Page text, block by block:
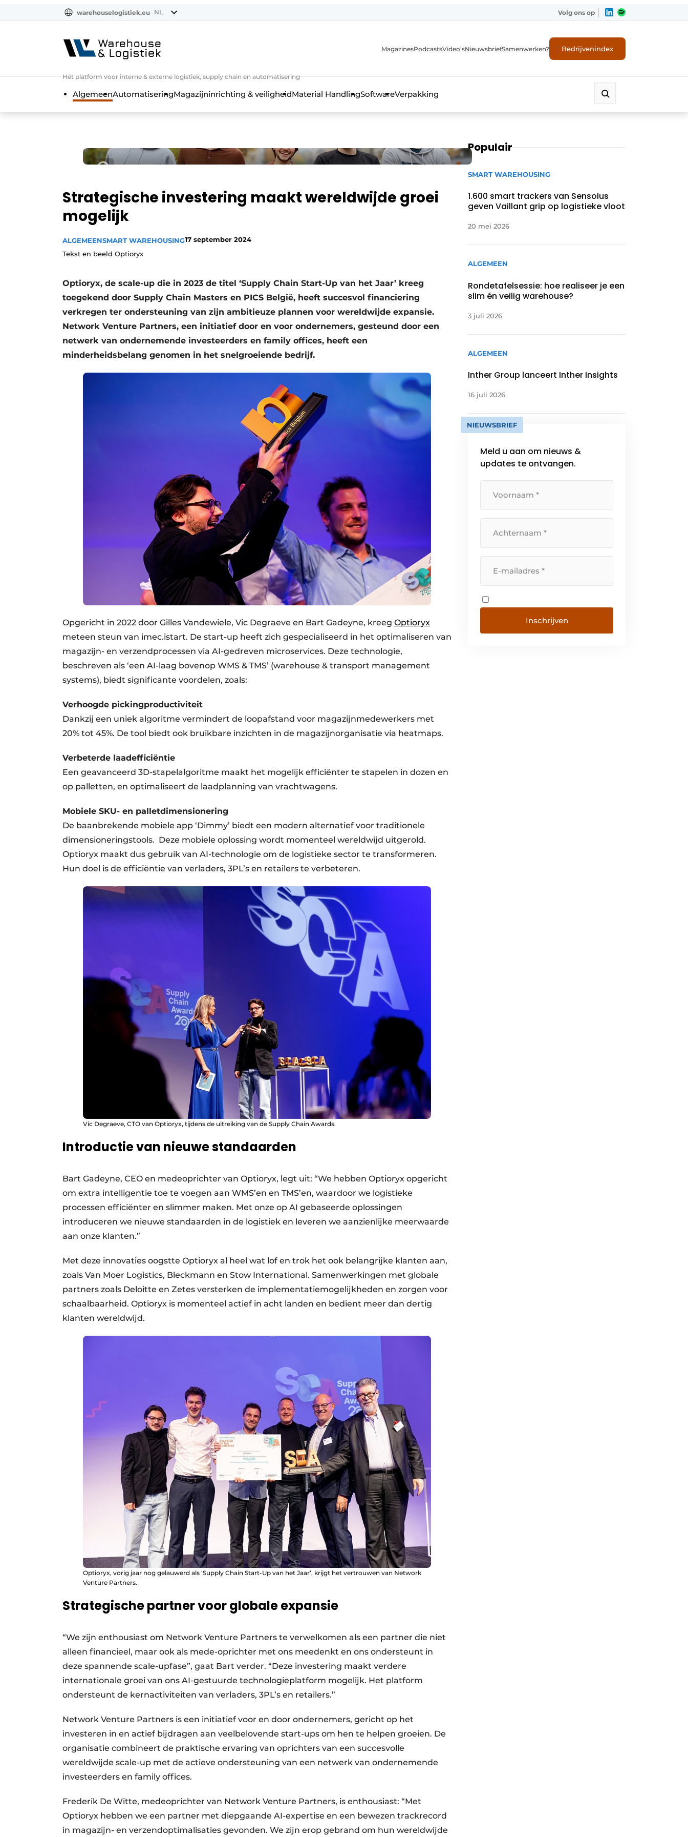
warehouselogistiek.eu NL Volg ons op
Hét platform voor interne & externe logistiek, supply chain en automatisering
MagazinesPodcastsVideo’sNieuwsbriefSamenwerken? Bedrijvenindex
AlgemeenAutomatiseringMagazijninrichting & veiligheidMaterial HandlingSoftwareVerpakking
Strategische investering maakt wereldwijde groei
mogelijk
ALGEMEENSMART WAREHOUSING17 september 2024
Tekst en beeld Optioryx
Optioryx, de scale-up die in 2023 de titel ‘Supply Chain Start-Up van het Jaar’ kreeg
toegekend door Supply Chain Masters en PICS België, heeft succesvol financiering
verkregen ter ondersteuning van zijn ambitieuze plannen voor wereldwijde expansie.
Network Venture Partners, een initiatief door en voor ondernemers, gesteund door een
netwerk van ondernemende investeerders en family offices, heeft een
minderheidsbelang genomen in het snelgroeiende bedrijf.
Opgericht in 2022 door Gilles Vandewiele, Vic Degraeve en Bart Gadeyne, kreeg Optioryx
meteen steun van imec.istart. De start-up heeft zich gespecialiseerd in het optimaliseren van
magazijn- en verzendprocessen via AI-gedreven microservices. Deze technologie,
beschreven als ‘een AI-laag bovenop WMS & TMS’ (warehouse & transport management
systems), biedt significante voordelen, zoals:
Verhoogde pickingproductiviteit
Dankzij een uniek algoritme vermindert de loopafstand voor magazijnmedewerkers met
20% tot 45%. De tool biedt ook bruikbare inzichten in de magazijnorganisatie via heatmaps.
Verbeterde laadefficiëntie
Een geavanceerd 3D-stapelalgoritme maakt het mogelijk efficiënter te stapelen in dozen en
op palletten, en optimaliseert de laadplanning van vrachtwagens.
Mobiele SKU- en palletdimensionering
De baanbrekende mobiele app ‘Dimmy’ biedt een modern alternatief voor traditionele
dimensioneringstools. Deze mobiele oplossing wordt momenteel wereldwijd uitgerold.
Optioryx maakt dus gebruik van AI-technologie om de logistieke sector te transformeren.
Hun doel is de efficiëntie van verladers, 3PL’s en retailers te verbeteren.
Vic Degraeve, CTO van Optioryx, tijdens de uitreiking van de Supply Chain Awards.
Introductie van nieuwe standaarden
Bart Gadeyne, CEO en medeoprichter van Optioryx, legt uit: “We hebben Optioryx opgericht
om extra intelligentie toe te voegen aan WMS’en en TMS’en, waardoor we logistieke
processen efficiënter en slimmer maken. Met onze op AI gebaseerde oplossingen
introduceren we nieuwe standaarden in de logistiek en leveren we aanzienlijke meerwaarde
aan onze klanten.”
Met deze innovaties oogstte Optioryx al heel wat lof en trok het ook belangrijke klanten aan,
zoals Van Moer Logistics, Bleckmann en Stow International. Samenwerkingen met globale
partners zoals Deloitte en Zetes versterken de implementatiemogelijkheden en zorgen voor
schaalbaarheid. Optioryx is momenteel actief in acht landen en bedient meer dan dertig
klanten wereldwijd.
Optioryx, vorig jaar nog gelauwerd als ‘Supply Chain Start-Up van het Jaar’, krijgt het vertrouwen van Network
Venture Partners.
Strategische partner voor globale expansie
“We zijn enthousiast om Network Venture Partners te verwelkomen als een partner die niet
alleen financieel, maar ook als mede-oprichter met ons meedenkt en ons ondersteunt in
deze spannende scale-upfase”, gaat Bart verder. “Deze investering maakt verdere
internationale groei van ons AI-gestuurde technologieplatform mogelijk. Het platform
ondersteunt de kernactiviteiten van verladers, 3PL’s en retailers.”
Network Venture Partners is een initiatief voor en door ondernemers, gericht op het
investeren in en actief bijdragen aan veelbelovende start-ups om hen te helpen groeien. De
organisatie combineert de praktische ervaring van oprichters van een succesvolle
wereldwijde scale-up met de actieve ondersteuning van een netwerk van ondernemende
investeerders en family offices.
Frederik De Witte, medeoprichter van Network Venture Partners, is enthousiast: “Met
Optioryx hebben we een partner met diepgaande AI-expertise en een bewezen trackrecord
in magazijn- en verzendoptimalisaties gevonden. We zijn erop gebrand om hun wereldwijde
Populair
SMART WAREHOUSING
1.600 smart trackers van Sensolus
geven Vaillant grip op logistieke vloot
20 mei 2026
ALGEMEEN
Rondetafelsessie: hoe realiseer je een
slim én veilig warehouse?
3 juli 2026
ALGEMEEN
Inther Group lanceert Inther Insights
16 juli 2026
NIEUWSBRIEF
Meld u aan om nieuws &
updates te ontvangen.
Inschrijven